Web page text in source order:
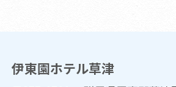
伊東園ホテル草津